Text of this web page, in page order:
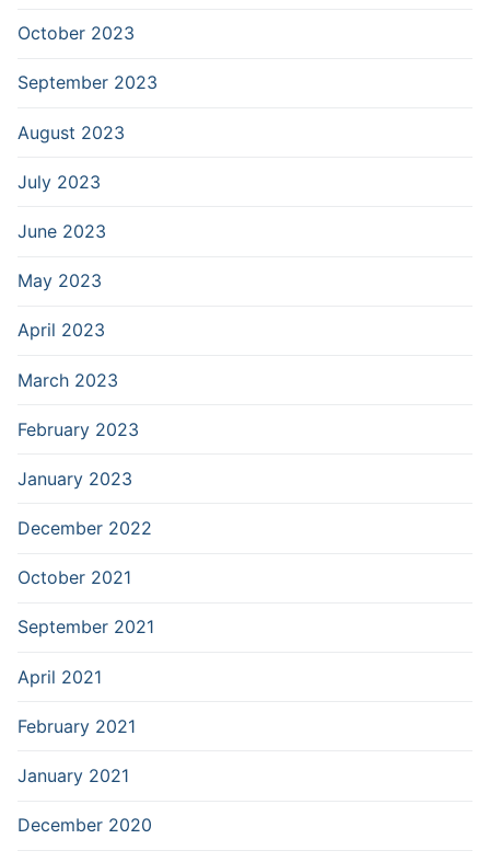
October 2023
September 2023
August 2023
July 2023
June 2023
May 2023
April 2023
March 2023
February 2023
January 2023
December 2022
October 2021
September 2021
April 2021
February 2021
January 2021
December 2020